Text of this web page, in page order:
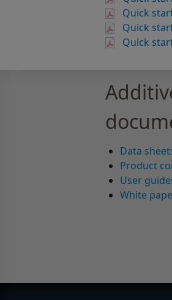
Quick
Quick
Quick
Data
Product
User
White